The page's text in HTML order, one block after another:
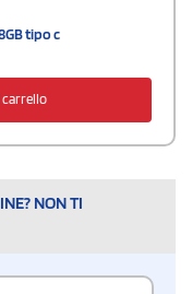
tipo c
carrello
NON TI